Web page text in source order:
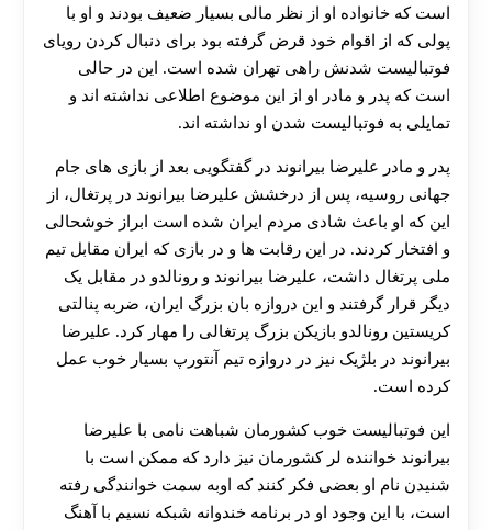
است که خانواده او از نظر مالی بسیار ضعیف بودند و او با
پولی که از اقوام خود قرض گرفته بود برای دنبال کردن رویای
فوتبالیست شدنش راهی تهران شده است. این در حالی
است که پدر و مادر او از این موضوع اطلاعی نداشته اند و
تمایلی به فوتبالیست شدن او نداشته اند.
پدر و مادر علیرضا بیرانوند در گفتگویی بعد از بازی های جام
جهانی روسیه، پس از درخشش علیرضا بیرانوند در پرتغال، از
این که او باعث شادی مردم ایران شده است ابراز خوشحالی
و افتخار کردند. در این رقابت ها و در بازی که ایران مقابل تیم
ملی پرتغال داشت، علیرضا بیرانوند و رونالدو در مقابل یک
دیگر قرار گرفتند و این دروازه بان بزرگ ایران، ضربه پنالتی
کریستین رونالدو بازیکن بزرگ پرتغالی را مهار کرد. علیرضا
بیرانوند در بلژیک نیز در دروازه تیم آنتورپ بسیار خوب عمل
کرده است.
این فوتبالیست خوب کشورمان شباهت نامی با علیرضا
بیرانوند خواننده لر کشورمان نیز دارد که ممکن است با
شنیدن نام او بعضی فکر کنند که اوبه سمت خوانندگی رفته
است، با این وجود او در برنامه خندوانه شبکه نسیم با آهنگ